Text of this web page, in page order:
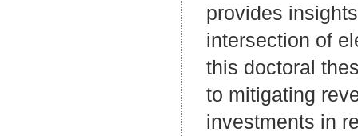
provides
intersection of
this doctoral
to mitigating
investments in